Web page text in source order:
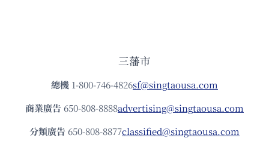
三藩市
總機 1-800-746-4826sf@singtaousa.com
商業廣告 650-808-8888advertising@singtaousa.com
分類廣告 650-808-8877classified@singtaousa.com